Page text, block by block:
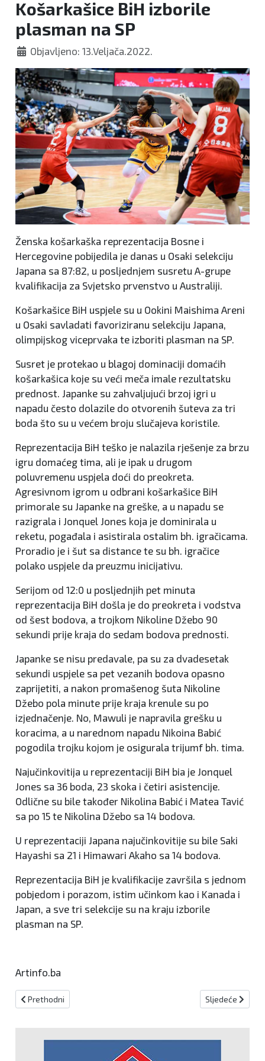
Košarkašice BiH izborile
plasman na SP
Objavljeno: 13.Veljača.2022.
Ženska košarkaška reprezentacija Bosne i
Hercegovine pobijedila je danas u Osaki selekciju
Japana sa 87:82, u posljednjem susretu A-grupe
kvalifikacija za Svjetsko prvenstvo u Australiji.
Košarkašice BiH uspjele su u Ookini Maishima Areni
u Osaki savladati favoriziranu selekciju Japana,
olimpijskog viceprvaka te izboriti plasman na SP.
Susret je protekao u blagoj dominaciji domaćih
košarkašica koje su veći meča imale rezultatsku
prednost. Japanke su zahvaljujući brzoj igri u
napadu često dolazile do otvorenih šuteva za tri
boda što su u većem broju slučajeva koristile.
Reprezentacija BiH teško je nalazila rješenje za brzu
igru domaćeg tima, ali je ipak u drugom
poluvremenu uspjela doći do preokreta.
Agresivnom igrom u odbrani košarkašice BiH
primorale su Japanke na greške, a u napadu se
razigrala i Jonquel Jones koja je dominirala u
reketu, pogađala i asistirala ostalim bh. igračicama.
Proradio je i šut sa distance te su bh. igračice
polako uspjele da preuzmu inicijativu.
Serijom od 12:0 u posljednjih pet minuta
reprezentacija BiH došla je do preokreta i vodstva
od šest bodova, a trojkom Nikoline Džebo 90
sekundi prije kraja do sedam bodova prednosti.
Japanke se nisu predavale, pa su za dvadesetak
sekundi uspjele sa pet vezanih bodova opasno
zaprijetiti, a nakon promašenog šuta Nikoline
Džebo pola minute prije kraja krenule su po
izjednačenje. No, Mawuli je napravila grešku u
koracima, a u narednom napadu Nikoina Babić
pogodila trojku kojom je osigurala trijumf bh. tima.
Najučinkovitija u reprezentaciji BiH bia je Jonquel
Jones sa 36 boda, 23 skoka i četiri asistencije.
Odlične su bile također Nikolina Babić i Matea Tavić
sa po 15 te Nikolina Džebo sa 14 bodova.
U reprezentaciji Japana najučinkovitije su bile Saki
Hayashi sa 21 i Himawari Akaho sa 14 bodova.
Reprezentacija BiH je kvalifikacije završila s jednom
pobjedom i porazom, istim učinkom kao i Kanada i
Japan, a sve tri selekcije su na kraju izborile
plasman na SP.
Artinfo.ba
Prethodni članak: Mladi i talentirani vratar vratio se u NK Brnjaci
Prethodni Sljedeći
Sljedeće